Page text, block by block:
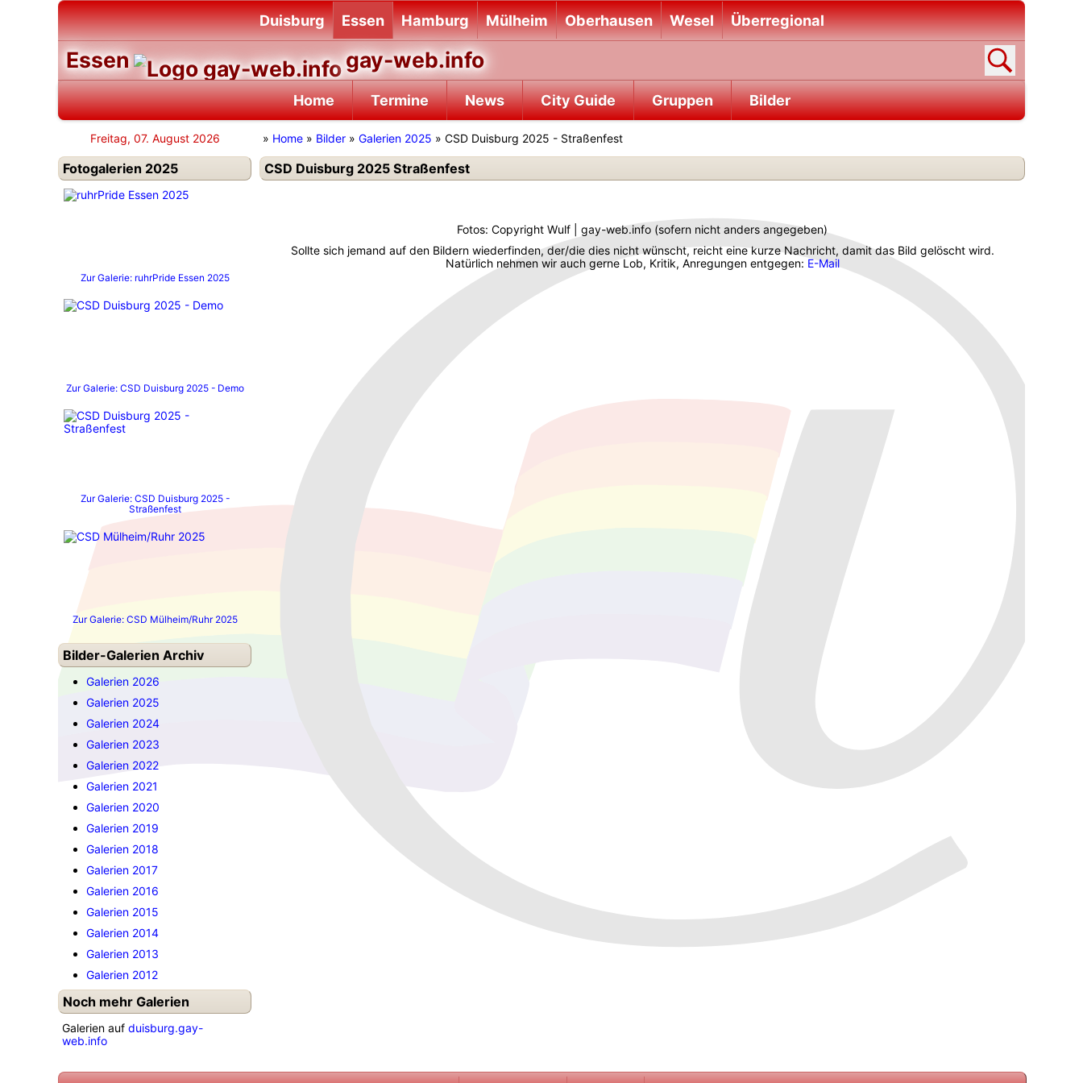
Duisburg Essen Hamburg Mülheim Oberhausen Wesel Überregional
Essen gay-web.info
Home Termine News City Guide Gruppen Bilder
Freitag, 07. August 2026
Fotogalerien 2025
Zur Galerie: ruhrPride Essen 2025
Zur Galerie: CSD Duisburg 2025 - Demo
Zur Galerie: CSD Duisburg 2025 -
Straßenfest
Zur Galerie: CSD Mülheim/Ruhr 2025
Bilder-Galerien Archiv
Galerien 2026
Galerien 2025
Galerien 2024
Galerien 2023
Galerien 2022
Galerien 2021
Galerien 2020
Galerien 2019
Galerien 2018
Galerien 2017
Galerien 2016
Galerien 2015
Galerien 2014
Galerien 2013
Galerien 2012
Noch mehr Galerien
Galerien auf duisburg.gay-
web.info
» Home » Bilder » Galerien 2025 » CSD Duisburg 2025 - Straßenfest
CSD Duisburg 2025 Straßenfest
Fotos: Copyright Wulf | gay-web.info (sofern nicht anders angegeben)
Sollte sich jemand auf den Bildern wiederfinden, der/die dies nicht wünscht, reicht eine kurze Nachricht, damit das Bild gelöscht wird.
Natürlich nehmen wir auch gerne Lob, Kritik, Anregungen entgegen: E-Mail